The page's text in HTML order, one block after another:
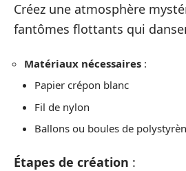
Créez une atmosphère
fantômes flottants qui
Matériaux nécessaires :
Papier crépon blanc
Fil de nylon
Ballons ou boules de
Étapes de création :